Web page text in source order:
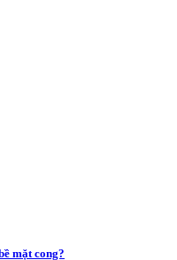
mặt cong?